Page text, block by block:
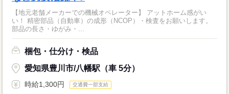
【地元老舗メーカーでの機械オペレーター】 アットホーム感がい
い！ 精密部品（自動車）の成形（NCOP）・検査をお願いします。
部品の長さ・ゆがみ・...
梱包・仕分け・検品
愛知県豊川市/八幡駅（車 5分）
時給1,300円 交通費一部支給